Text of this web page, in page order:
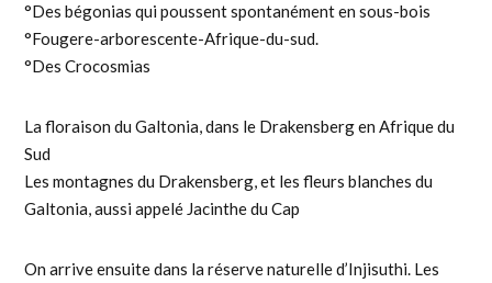
°Des bégonias qui poussent spontanément en sous-bois
°Fougere-arborescente-Afrique-du-sud.
°Des Crocosmias
La floraison du Galtonia, dans le Drakensberg en Afrique du
Sud
Les montagnes du Drakensberg, et les fleurs blanches du
Galtonia, aussi appelé Jacinthe du Cap
On arrive ensuite dans la réserve naturelle d’Injisuthi. Les